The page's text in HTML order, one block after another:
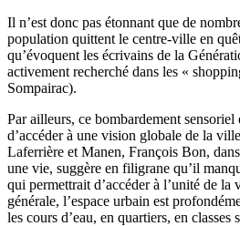
Il n’est donc pas étonnant que de
population quittent le centre-ville en
qu’évoquent les écrivains de la
activement recherché dans les «
Sompairac).
Par ailleurs, ce bombardement
d’accéder à une vision globale de la
Laferrière et Manen, François Bon,
une vie, suggère en filigrane qu’il
qui permettrait d’accéder à l’unité de
générale, l’espace urbain est
les cours d’eau, en quartiers, en classes